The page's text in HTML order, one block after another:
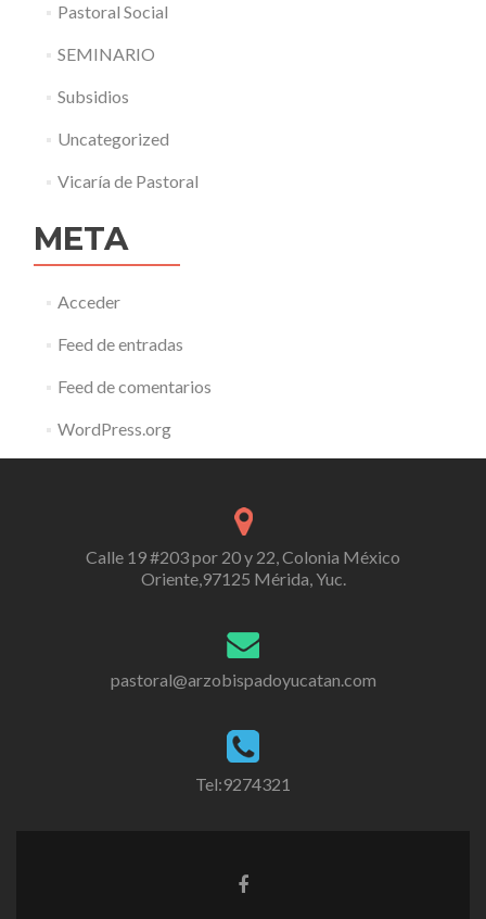
Pastoral Social
SEMINARIO
Subsidios
Uncategorized
Vicaría de Pastoral
META
Acceder
Feed de entradas
Feed de comentarios
WordPress.org
Calle 19 #203 por 20 y 22, Colonia México
Oriente,97125 Mérida, Yuc.
pastoral@arzobispadoyucatan.com
Tel:9274321